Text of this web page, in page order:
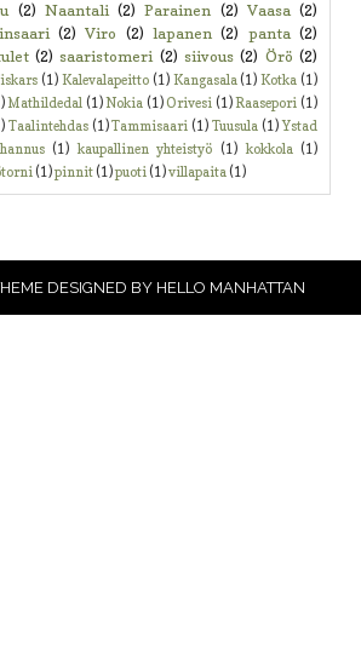
(2) Naantali (2) Parainen (2) Vaasa (2)
(2) Viro (2) lapanen (2) panta (2)
(2) saaristomeri (2) siivous (2) Örö (2)
(1) Kalevalapeitto (1) Kangasala (1) Kotka (1)
Mathildedal (1)Nokia (1) Orivesi (1)Raasepori (1)
Taalintehdas (1) Tammisaari (1) Tuusula (1) Ystad
(1) kaupallinen yhteistyö (1) kokkola (1)
(1)pinnit(1)puoti(1)villapaita(1)
DESIGNED BY HELLO MANHATTAN